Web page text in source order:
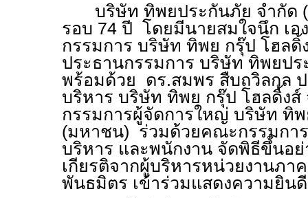
บริษัท ทิพยประกันภัย จำกัด
รอบ 74 ปี โดยมีนายสมใจนึก เอ
กรรมการ บริษัท ทิพย กรุ๊ป โฮล
ประธานกรรมการ บริษัท ทิพยป
พร้อมด้วย ดร.สมพร สืบถวิลกุล
บริหาร บริษัท ทิพย กรุ๊ป โฮลดิ้ง
กรรมการผู้จัดการใหญ่ บริษัท ทิ
(มหาชน) ร่วมด้วยคณะกรรมกา
บริหาร และพนักงาน จัดพิธีขึ้นอย่
เกียรติจากผู้บริหารหน่วยงานภา
พันธมิตร เข้าร่วมแสดงความยิน